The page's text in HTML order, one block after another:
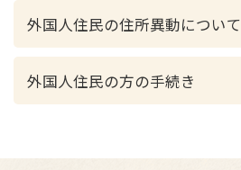
外国人住民の住所異動について
外国人住民の方の手続き